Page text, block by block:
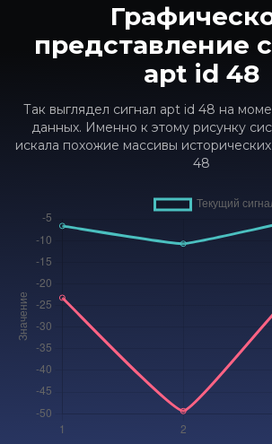
представление
apt id 48
Так выглядел сигнал apt id 48 на
данных. Именно к этому рисунку
искала похожие массивы
48